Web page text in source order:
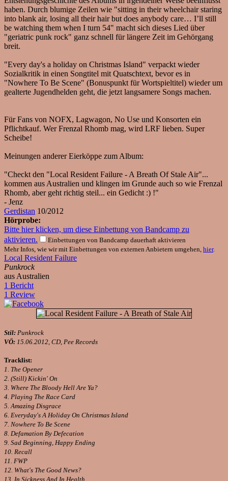
haben. Durch blumige Zeilen wie "sitting in their wheelchair staring
into blank air, losing all their hair but does anybody care… I’ll still
be watching them when I turn 54" macht sich dieses Lied über
"geriatric punk rock" ganz schnell für längere Zeit im Gehörgang
breit.
"Every day's a holiday on Christmas Island" verpackt wieder
Sozialkritik in einen Songtitel mit Quatschtext, bevor es in
"Nowhere To Be Scene" (Bonuspunkt für Wortspieltitel) wieder um
gealterte Jugendhelden geht, die jetzt langsamere Songs machen.
Für Fans von NOFX, Lagwagon, No Use und Konsorten ein
Pflichtkauf. Wer Frenzal Rhomb mag, wird LRF lieben. Super
Scheibe!
Meinungen anderer Eierköppe zum Album:
"Checkt den "Local Resident Failure - A Breath Of Stale Air"...
kommen aus Australien und klingen im Grunde auch so wie Frenzal
Rhomb, aber geht richtig steil... ein Gedicht :) !"
- Jenz
Gerdistan 10/2012
Hörprobe:
Bitte hier klicken, um diese Einbettung von Bandcamp zu
aktivieren.
Einbettungen von Bandcamp dauerhaft aktivieren
Mehr Infos, wie wir mit Einbettungen von externen Anbietern umgehen, hier.
Local Resident Failure
Punkrock
aus Australien
1 Bericht
1 Review
Stil: Punkrock
VÖ: 15.06.2012, CD, Pee Records
Tracklist:
1. The Opener
2. (Still) Kickin' On
3. Where The Bloody Hell Are Ya?
4. Playing The Race Card
5. Amazing Disgrace
6. Everyday's A Holiday On Christmas Island
7. Nowhere To Be Scene
8. Defamation By Defecation
9. Sad Beginning, Happy Ending
10. Recall
11. FWP
12. What's The Good News?
13. In Sickness And In Health